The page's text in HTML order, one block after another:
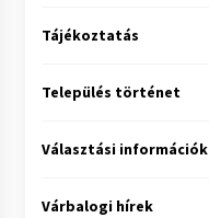
Tájékoztatás
Település történet
Választási információk
Várbalogi hírek